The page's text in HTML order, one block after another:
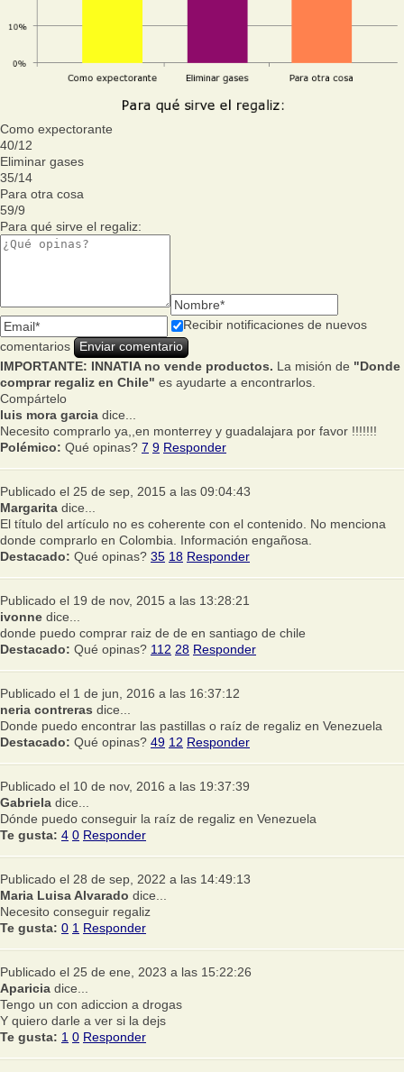
Como expectorante
40/12
Eliminar gases
35/14
Para otra cosa
59/9
Para qué sirve el regaliz:
Recibir notificaciones de nuevos
comentarios
IMPORTANTE: INNATIA no vende productos. La misión de "Donde
comprar regaliz en Chile" es ayudarte a encontrarlos.
Compártelo
luis mora garcia dice...
Necesito comprarlo ya,,en monterrey y guadalajara por favor !!!!!!!
Polémico: Qué opinas? 7 9 Responder
Publicado el 25 de sep, 2015 a las 09:04:43
Margarita dice...
El título del artículo no es coherente con el contenido. No menciona
donde comprarlo en Colombia. Información engañosa.
Destacado: Qué opinas? 35 18 Responder
Publicado el 19 de nov, 2015 a las 13:28:21
ivonne dice...
donde puedo comprar raiz de de en santiago de chile
Destacado: Qué opinas? 112 28 Responder
Publicado el 1 de jun, 2016 a las 16:37:12
neria contreras dice...
Donde puedo encontrar las pastillas o raíz de regaliz en Venezuela
Destacado: Qué opinas? 49 12 Responder
Publicado el 10 de nov, 2016 a las 19:37:39
Gabriela dice...
Dónde puedo conseguir la raíz de regaliz en Venezuela
Te gusta: 4 0 Responder
Publicado el 28 de sep, 2022 a las 14:49:13
Maria Luisa Alvarado dice...
Necesito conseguir regaliz
Te gusta: 0 1 Responder
Publicado el 25 de ene, 2023 a las 15:22:26
Aparicia dice...
Tengo un con adiccion a drogas
Y quiero darle a ver si la dejs
Te gusta: 1 0 Responder